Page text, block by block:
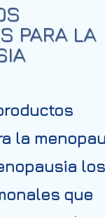
PARA LA
la
los
que